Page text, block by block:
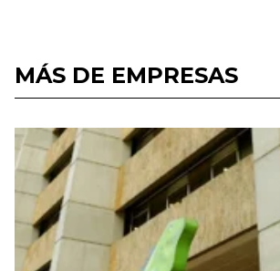
MÁS DE EMPRESAS